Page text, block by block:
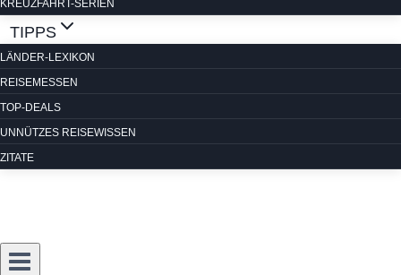
KREUZFAHRT-SERIEN
TIPPS
LÄNDER-LEXIKON
REISEMESSEN
TOP-DEALS
UNNÜTZES REISEWISSEN
ZITATE